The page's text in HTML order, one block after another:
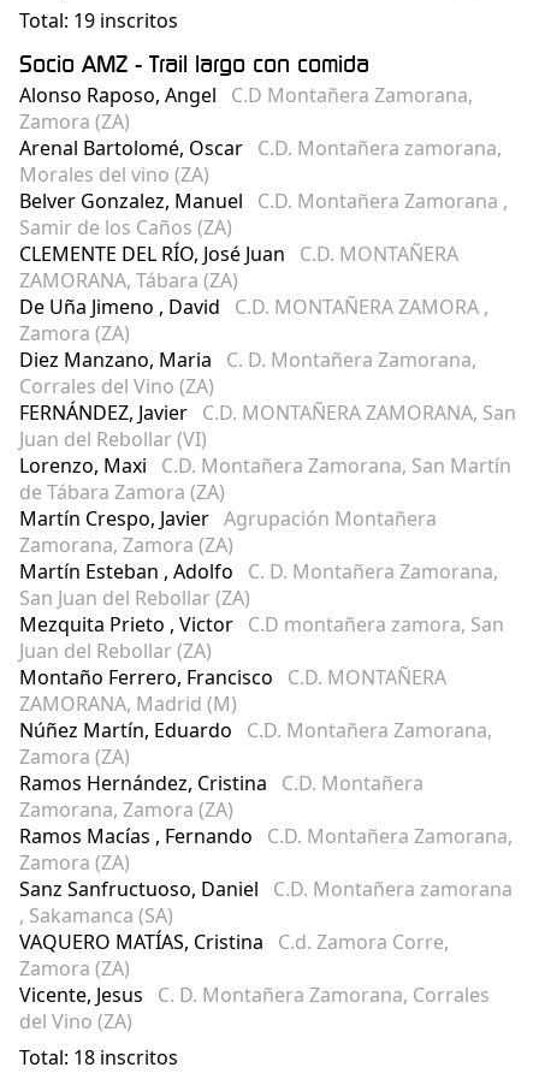
Total: 19 inscritos
Socio AMZ - Trail largo con comida
Alonso Raposo, Angel C.D Montañera Zamorana,
Zamora (ZA)
Arenal Bartolomé, Oscar C.D. Montañera zamorana,
Morales del vino (ZA)
Belver Gonzalez, Manuel C.D. Montañera Zamorana ,
Samir de los Caños (ZA)
CLEMENTE DEL RÍO, José Juan C.D. MONTAÑERA
ZAMORANA, Tábara (ZA)
De Uña Jimeno , David C.D. MONTAÑERA ZAMORA ,
Zamora (ZA)
Diez Manzano, Maria C. D. Montañera Zamorana,
Corrales del Vino (ZA)
FERNÁNDEZ, Javier C.D. MONTAÑERA ZAMORANA, San
Juan del Rebollar (VI)
Lorenzo, Maxi C.D. Montañera Zamorana, San Martín
de Tábara Zamora (ZA)
Martín Crespo, Javier Agrupación Montañera
Zamorana, Zamora (ZA)
Martín Esteban , Adolfo C. D. Montañera Zamorana,
San Juan del Rebollar (ZA)
Mezquita Prieto , Victor C.D montañera zamora, San
Juan del Rebollar (ZA)
Montaño Ferrero, Francisco C.D. MONTAÑERA
ZAMORANA, Madrid (M)
Núñez Martín, Eduardo C.D. Montañera Zamorana,
Zamora (ZA)
Ramos Hernández, Cristina C.D. Montañera
Zamorana, Zamora (ZA)
Ramos Macías , Fernando C.D. Montañera Zamorana,
Zamora (ZA)
Sanz Sanfructuoso, Daniel C.D. Montañera zamorana
, Sakamanca (SA)
VAQUERO MATÍAS, Cristina C.d. Zamora Corre,
Zamora (ZA)
Vicente, Jesus C. D. Montañera Zamorana, Corrales
del Vino (ZA)
Total: 18 inscritos